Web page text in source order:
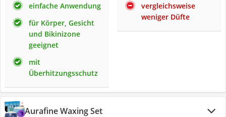
einfache Anwendung
für Körper, Gesicht
und Bikinizone
geeignet
mit
Überhitzungsschutz
vergleichsweise
weniger Düfte
Aurafine Waxing Set